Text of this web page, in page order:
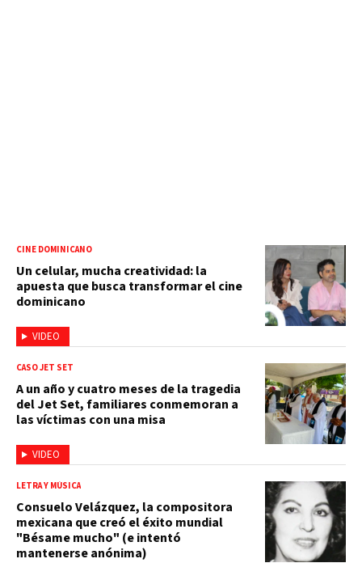
VIDEO
CINE DOMINICANO
Un celular, mucha creatividad: la
apuesta que busca transformar el cine
dominicano
VIDEO
CASO JET SET
A un año y cuatro meses de la tragedia
del Jet Set, familiares conmemoran a
las víctimas con una misa
LETRA Y MÚSICA
Consuelo Velázquez, la compositora
mexicana que creó el éxito mundial
"Bésame mucho" (e intentó
mantenerse anónima)